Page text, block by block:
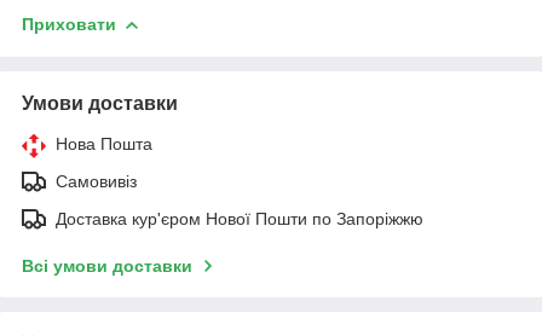
Приховати
Умови доставки
Нова Пошта
Самовивіз
Доставка кур'єром Нової Пошти по Запоріжжю
Всі умови доставки